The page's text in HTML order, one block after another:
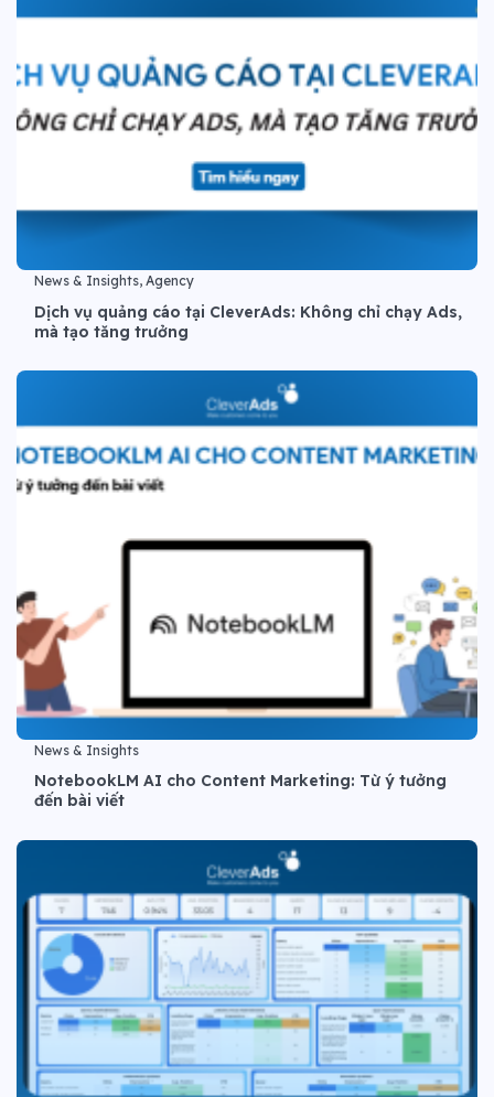
News & Insights, Agency
Dịch vụ quảng cáo tại CleverAds: Không chỉ chạy Ads,
mà tạo tăng trưởng
News & Insights
NotebookLM AI cho Content Marketing: Từ ý tưởng
đến bài viết